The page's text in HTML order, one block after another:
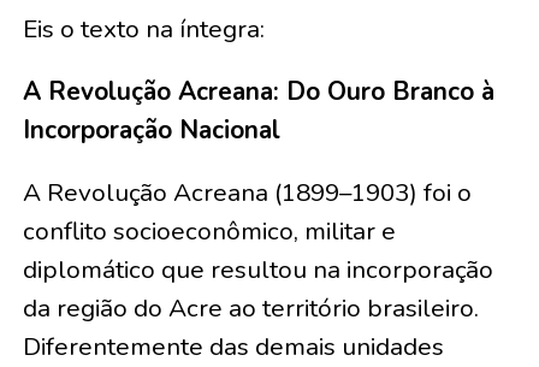
Eis o texto na íntegra:
A Revolução Acreana: Do Ouro Branco à
Incorporação Nacional
A Revolução Acreana (1899–1903) foi o
conflito socioeconômico, militar e
diplomático que resultou na incorporação
da região do Acre ao território brasileiro.
Diferentemente das demais unidades